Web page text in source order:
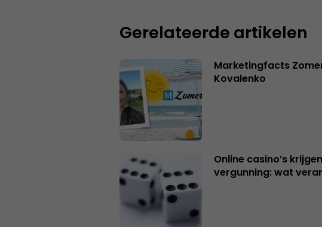
Gerelateerde artikelen
Marketingfacts
Kovalenko
Online casino’s
vergunning: wat